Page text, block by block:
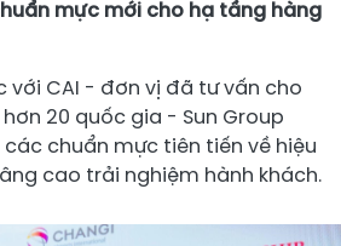
mực mới cho hạ tầng hàng
với CAI - đơn vị đã tư vấn cho
20 quốc gia - Sun Group
chuẩn mực tiên tiến về hiệu
cao trải nghiệm hành khách.